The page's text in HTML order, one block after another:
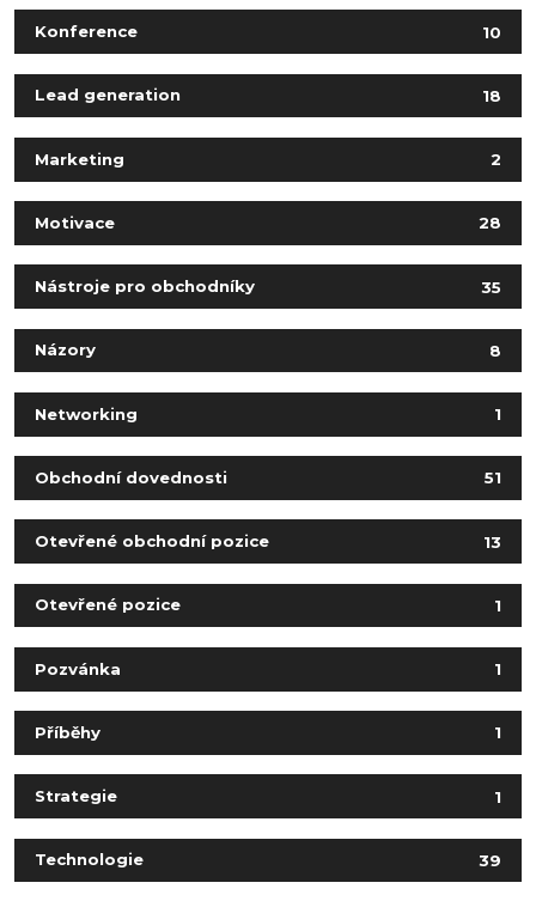
Konference 10
Lead generation 18
Marketing 2
Motivace 28
Nástroje pro obchodníky 35
Názory 8
Networking 1
Obchodní dovednosti 51
Otevřené obchodní pozice 13
Otevřené pozice 1
Pozvánka 1
Příběhy 1
Strategie 1
Technologie 39